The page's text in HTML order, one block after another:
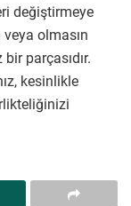
değiştirmeye
olmasın
parçasıdır.
kesinlikle